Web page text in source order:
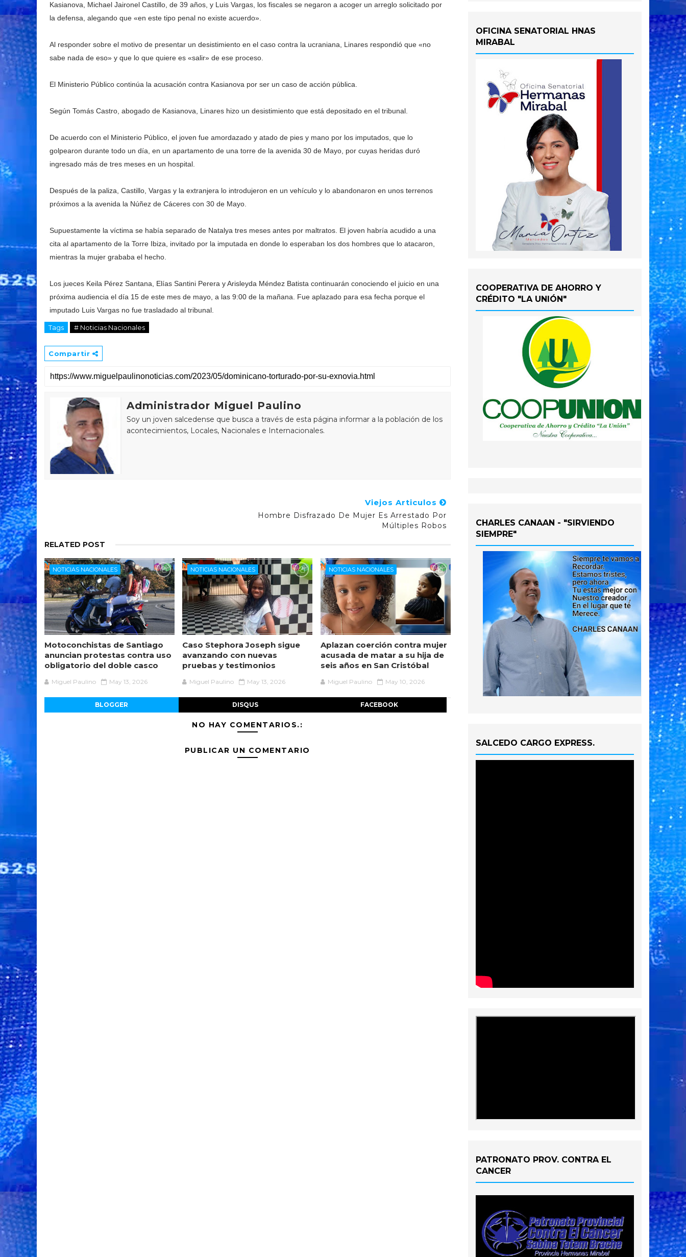
Kasianova, Michael Jaironel Castillo, de 39 años, y Luis Vargas, los fiscales se negaron a acoger un arreglo solicitado por
la defensa, alegando que «en este tipo penal no existe acuerdo».
Al responder sobre el motivo de presentar un desistimiento en el caso contra la ucraniana, Linares respondió que «no
sabe nada de eso» y que lo que quiere es «salir» de ese proceso.
El Ministerio Público continúa la acusación contra Kasianova por ser un caso de acción pública.
Según Tomás Castro, abogado de Kasianova, Linares hizo un desistimiento que está depositado en el tribunal.
De acuerdo con el Ministerio Público, el joven fue amordazado y atado de pies y mano por los imputados, que lo
golpearon durante todo un día, en un apartamento de una torre de la avenida 30 de Mayo, por cuyas heridas duró
ingresado más de tres meses en un hospital.
Después de la paliza, Castillo, Vargas y la extranjera lo introdujeron en un vehículo y lo abandonaron en unos terrenos
próximos a la avenida la Núñez de Cáceres con 30 de Mayo.
Supuestamente la víctima se había separado de Natalya tres meses antes por maltratos. El joven habría acudido a una
cita al apartamento de la Torre Ibiza, invitado por la imputada en donde lo esperaban los dos hombres que lo atacaron,
mientras la mujer grababa el hecho.
Los jueces Keila Pérez Santana, Elías Santini Perera y Arisleyda Méndez Batista continuarán conociendo el juicio en una
próxima audiencia el día 15 de este mes de mayo, a las 9:00 de la mañana. Fue aplazado para esa fecha porque el
imputado Luis Vargas no fue trasladado al tribunal.
Tags # Noticias Nacionales
Compartir
Administrador Miguel Paulino
Soy un joven salcedense que busca a través de esta página informar a la población de los
acontecimientos, Locales, Nacionales e Internacionales.
Viejos Articulos
Hombre Disfrazado De Mujer Es Arrestado Por
Múltiples Robos
RELATED POST
NOTICIAS NACIONALES
Motoconchistas de Santiago
anuncian protestas contra uso
obligatorio del doble casco
Miguel Paulino May 13, 2026
NOTICIAS NACIONALES
Caso Stephora Joseph sigue
avanzando con nuevas
pruebas y testimonios
Miguel Paulino May 13, 2026
NOTICIAS NACIONALES
Aplazan coerción contra mujer
acusada de matar a su hija de
seis años en San Cristóbal
Miguel Paulino May 10, 2026
BLOGGER DISQUS FACEBOOK
NO HAY COMENTARIOS.:
PUBLICAR UN COMENTARIO
OFICINA SENATORIAL HNAS
MIRABAL
COOPERATIVA DE AHORRO Y
CRÉDITO "LA UNIÓN"
CHARLES CANAAN - "SIRVIENDO
SIEMPRE"
SALCEDO CARGO EXPRESS.
PATRONATO PROV. CONTRA EL
CANCER